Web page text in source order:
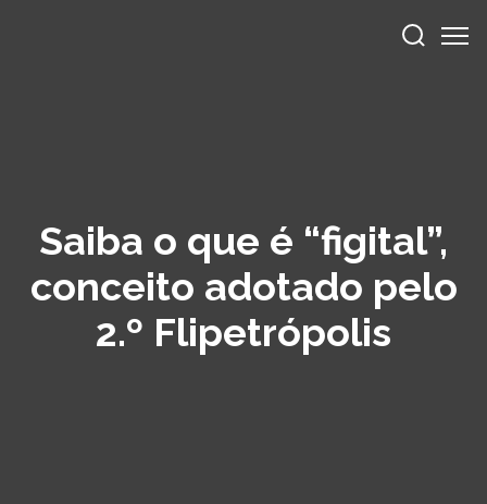
Saiba o que é “figital”,
conceito adotado pelo
2.º Flipetrópolis